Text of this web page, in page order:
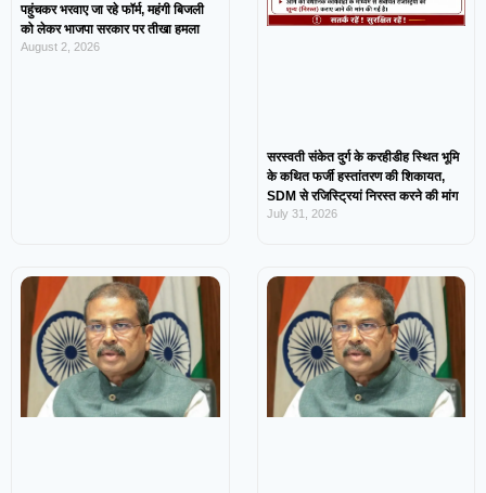
पहुंचकर भरवाए जा रहे फॉर्म, महंगी बिजली
को लेकर भाजपा सरकार पर तीखा हमला
August 2, 2026
सरस्वती संकेत दुर्ग के करहीडीह स्थित भूमि
के कथित फर्जी हस्तांतरण की शिकायत,
SDM से रजिस्ट्रियां निरस्त करने की मांग
July 31, 2026